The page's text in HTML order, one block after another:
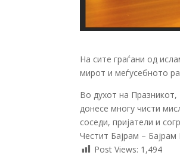
На сите граѓани од
мирот и меѓусебното
Во духот на Празникот,
донесе многу чисти
соседи, пријатели и
Честит Бајрам –
Post Views: 1,494